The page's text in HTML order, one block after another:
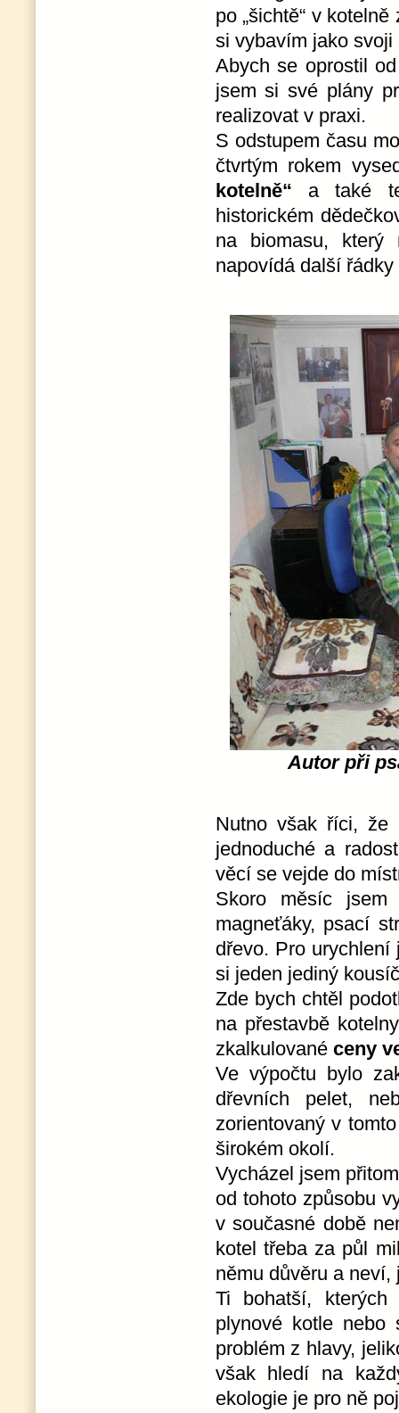
po „šichtě“ v
si vybavím jako
Abych se oprostil
jsem si své plány
realizovat v praxi.
S odstupem času
čtvrtým rokem
kotelně“ a také
historickém
na biomasu,
napovídá další
Autor při
Nutno však říci, že
jednoduché a
věcí se vejde do
Skoro měsíc
magneťáky, psací
dřevo. Pro
si jeden jediný
Zde bych chtěl
na přestavbě
zkalkulované ceny
Ve výpočtu bylo
dřevních pelet,
zorientovaný v
širokém okolí.
Vycházel jsem
od tohoto způsobu
v současné době
kotel třeba za půl
němu důvěru a
Ti bohatší,
plynové kotle nebo
problém z hlavy,
však hledí na
ekologie je pro ně